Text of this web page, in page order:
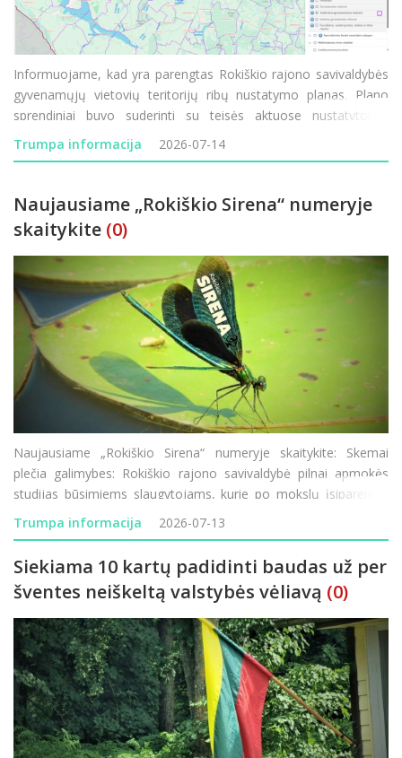
Informuojame, kad yra parengtas Rokiškio rajono savivaldybės
gyvenamųjų vietovių teritorijų ribų nustatymo planas. Plano
sprendiniai buvo suderinti su teisės aktuose nustatytomis
institucijomis. Su parengto plano sprendiniais ir suderintomis
gyvenamųjų vietovių teritorijų ribomis visuomenė g
Trumpa informacija 2026-07-14
Naujausiame „Rokiškio Sirena“ numeryje
skaitykite (0)
Naujausiame „Rokiškio Sirena“ numeryje skaitykite: Skemai
plečia galimybes: Rokiškio rajono savivaldybė pilnai apmokės
studijas būsimiems slaugytojams, kurie po mokslų įsipareigos
dirbti Skemų socialinės globos namuose. Puiki proga norintiems
studijuoti ar persikvalifiku
Trumpa informacija 2026-07-13
Siekiama 10 kartų padidinti baudas už per
šventes neiškeltą valstybės vėliavą (0)